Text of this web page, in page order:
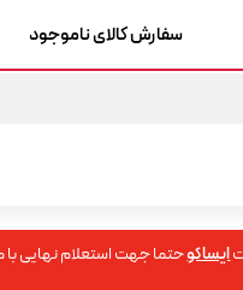
سفارش کالای ناموجود
ایساکوحتما جهت استعلام نهایی